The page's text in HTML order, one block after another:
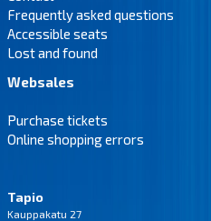
Frequently asked questions
Accessible seats
Lost and found
Websales
Purchase tickets
Online shopping errors
Tapio
Kauppakatu 27